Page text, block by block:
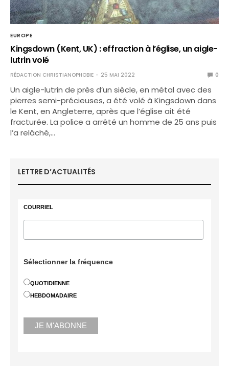
EUROPE
Kingsdown (Kent, UK) : effraction à l’église, un aigle-
lutrin volé
RÉDACTION CHRISTIANOPHOBIE 25 MAI 2022 0
Un aigle-lutrin de près d’un siècle, en métal avec des
pierres semi-précieuses, a été volé à Kingsdown dans
le Kent, en Angleterre, après que l’église ait été
fracturée. La police a arrêté un homme de 25 ans puis
l’a relâché,…
LETTRE D’ACTUALITÉS
COURRIEL
Sélectionner la fréquence
QUOTIDIENNE
HEBDOMADAIRE